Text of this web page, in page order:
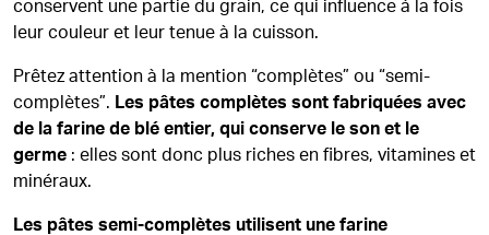
conservent une partie du grain, ce qui influence à la fois
leur couleur et leur tenue à la cuisson.
Prêtez attention à la mention “complètes” ou “semi-
complètes”. Les pâtes complètes sont fabriquées avec
de la farine de blé entier, qui conserve le son et le
germe : elles sont donc plus riches en fibres, vitamines et
minéraux.
Les pâtes semi-complètes utilisent une farine